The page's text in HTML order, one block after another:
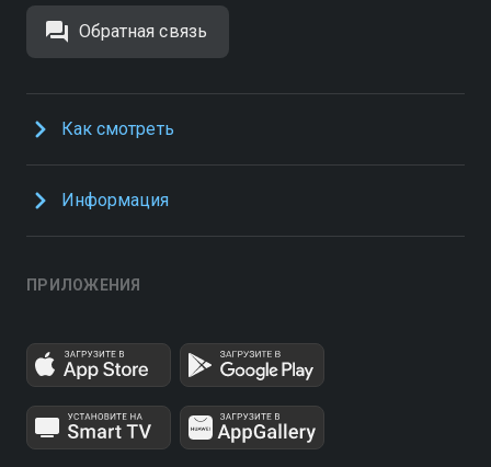
Обратная связь
Как смотреть
Информация
ПРИЛОЖЕНИЯ